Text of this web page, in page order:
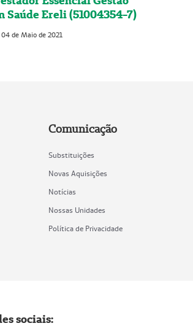
Saúde Ereli (51004354-7)
04 de Maio de 2021
Comunicação
Substituições
Novas Aquisições
Notícias
Nossas Unidades
Política de Privacidade
sociais: